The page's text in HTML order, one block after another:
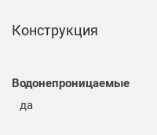
Конструкция
Водонепроницаемые
да